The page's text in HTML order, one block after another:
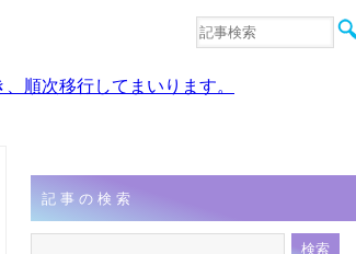
音楽
順次移行してまいります。
記事の検索